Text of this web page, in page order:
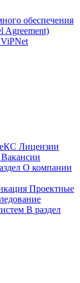
обеспечения
Agreement)
Лицензии
Вакансии
О компании
Проектные
В раздел